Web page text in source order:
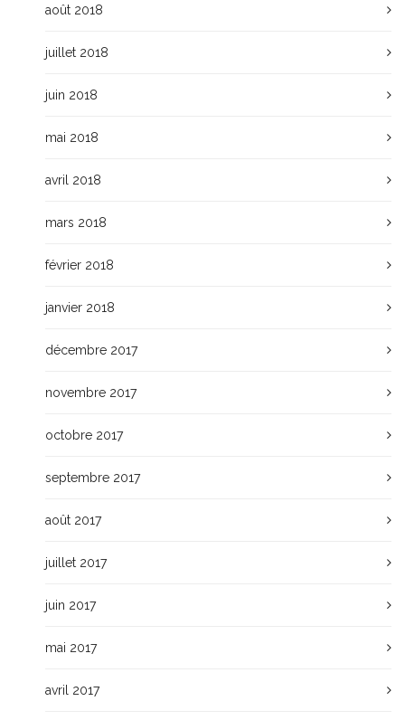
août 2018
juillet 2018
juin 2018
mai 2018
avril 2018
mars 2018
février 2018
janvier 2018
décembre 2017
novembre 2017
octobre 2017
septembre 2017
août 2017
juillet 2017
juin 2017
mai 2017
avril 2017